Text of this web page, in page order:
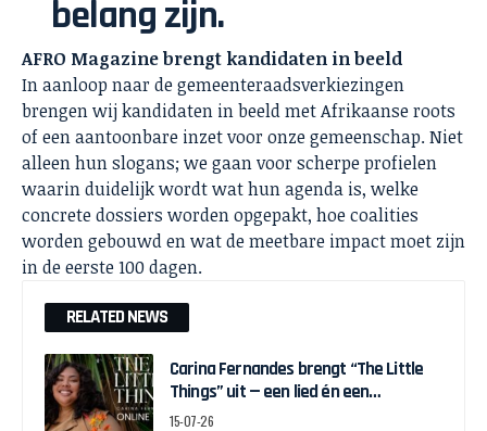
belang zijn.
AFRO Magazine brengt kandidaten in beeld
In aanloop naar de gemeenteraadsverkiezingen
brengen wij kandidaten in beeld met Afrikaanse roots
of een aantoonbare inzet voor onze gemeenschap. Niet
alleen hun slogans; we gaan voor scherpe profielen
waarin duidelijk wordt wat hun agenda is, welke
concrete dossiers worden opgepakt, hoe coalities
worden gebouwd en wat de meetbare impact moet zijn
in de eerste 100 dagen.
RELATED NEWS
Carina Fernandes brengt “The Little
Things” uit — een lied én een
interactieve game over weer in
15-07-26